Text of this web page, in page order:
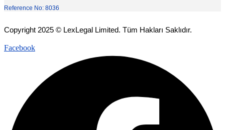
Reference No: 8036
Copyright 2025 © LexLegal Limited. Tüm Hakları Saklıdır.
Facebook